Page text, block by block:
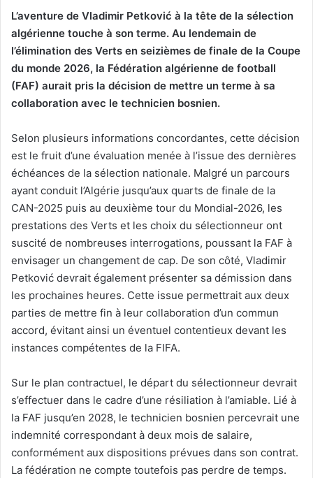
L’aventure de Vladimir Petković à la tête de la sélection
algérienne touche à son terme. Au lendemain de
l’élimination des Verts en seizièmes de finale de la Coupe
du monde 2026, la Fédération algérienne de football
(FAF) aurait pris la décision de mettre un terme à sa
collaboration avec le technicien bosnien.
Selon plusieurs informations concordantes, cette décision
est le fruit d’une évaluation menée à l’issue des dernières
échéances de la sélection nationale. Malgré un parcours
ayant conduit l’Algérie jusqu’aux quarts de finale de la
CAN-2025 puis au deuxième tour du Mondial-2026, les
prestations des Verts et les choix du sélectionneur ont
suscité de nombreuses interrogations, poussant la FAF à
envisager un changement de cap. De son côté, Vladimir
Petković devrait également présenter sa démission dans
les prochaines heures. Cette issue permettrait aux deux
parties de mettre fin à leur collaboration d’un commun
accord, évitant ainsi un éventuel contentieux devant les
instances compétentes de la FIFA.
Sur le plan contractuel, le départ du sélectionneur devrait
s’effectuer dans le cadre d’une résiliation à l’amiable. Lié à
la FAF jusqu’en 2028, le technicien bosnien percevrait une
indemnité correspondant à deux mois de salaire,
conformément aux dispositions prévues dans son contrat.
La fédération ne compte toutefois pas perdre de temps.